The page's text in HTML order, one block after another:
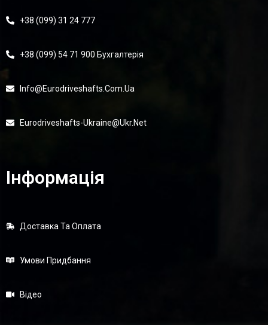
+38 (099) 31 24 777
+38 (099) 54 71 900 Бухгалтерія
Info@eurodriveshafts.com.ua
Eurodriveshafts-Ukraine@ukr.net
Інформація
Доставка Та Оплата
Умови Придбання
Відео